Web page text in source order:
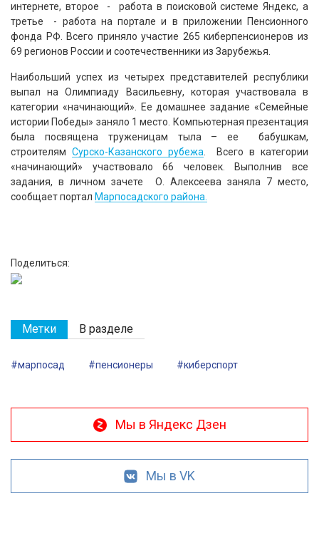
интернете, второе - работа в поисковой системе Яндекс, а
третье - работа на портале и в приложении Пенсионного
фонда РФ. Всего приняло участие 265 киберпенсионеров из
69 регионов России и соотечественники из Зарубежья.
Наибольший успех из четырех представителей республики
выпал на Олимпиаду Васильевну, которая участвовала в
категории «начинающий». Ее домашнее задание «Семейные
истории Победы» заняло 1 место. Компьютерная презентация
была посвящена труженицам тыла – ее бабушкам,
строителям Сурско-Казанского рубежа . Всего в категории
«начинающий» участвовало 66 человек. Выполнив все
задания, в личном зачете О. Алексеева заняла 7 место,
сообщает портал Марпосадского района.
Поделиться:
Метки В разделе
#марпосад #пенсионеры #киберспорт
Мы в Яндекс Дзен
Мы в VK